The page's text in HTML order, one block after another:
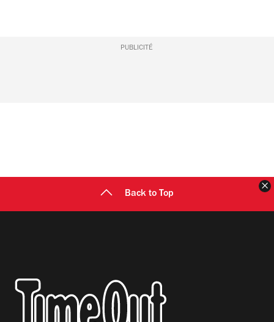
PUBLICITÉ
Back to Top